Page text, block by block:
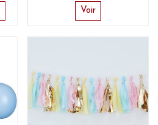
Voir